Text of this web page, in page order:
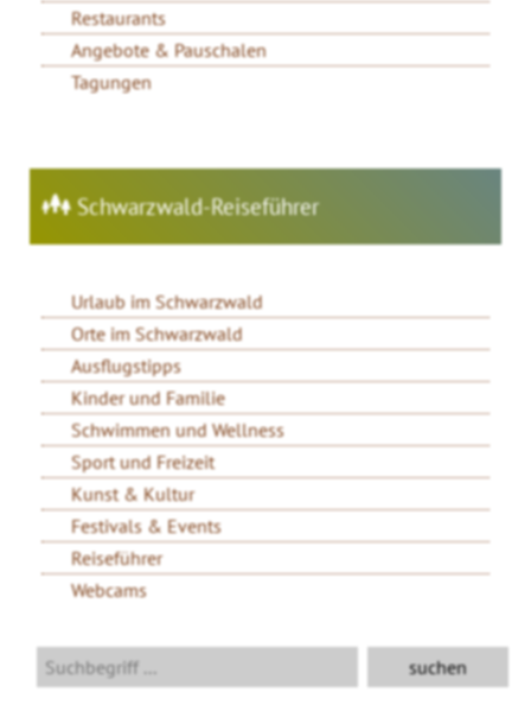
Restaurants
Angebote & Pauschalen
Tagungen
Schwarzwald-Reiseführer
Urlaub im Schwarzwald
Orte im Schwarzwald
Ausflugstipps
Kinder und Familie
Schwimmen und Wellness
Sport und Freizeit
Kunst & Kultur
Festivals & Events
Reiseführer
Webcams